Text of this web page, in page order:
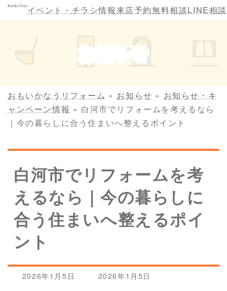
コ
ン
ッ
プ
ナ
ビ
移
動
イベント・ チラシ情報来店予約無料相談LINE相談
お知らせ
おもいかなうリフォーム » お知らせ » お知らせ・キ
ャンペーン情報 » 白河市でリフォームを考えるなら
｜今の暮らしに合う住まいへ整えるポイント
白河市でリフォームを考
えるなら｜今の暮らしに
合う住まいへ整えるポイ
ント
2026年1月5日
最
2026年1月5日